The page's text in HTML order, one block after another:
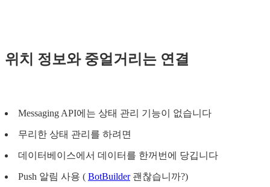
위치 정보와 중얼거리는 연결
Messaging API에는 상태 관리 기능이 없습니다
무리한 상태 관리를 하려면
데이터베이스에서 데이터를 한꺼번에 당깁니다
Push 알림 사용 ( BotBuilder괜찮습니까?)